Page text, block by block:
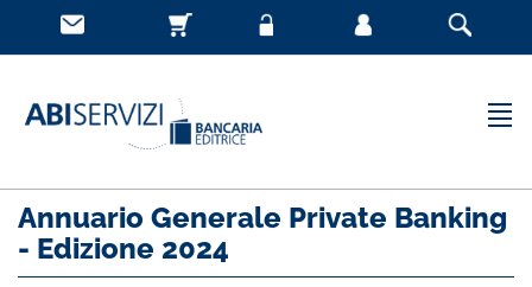
Annuario Generale Private Banking
- Edizione 2024